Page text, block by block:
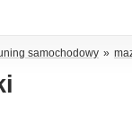
samochodowy »